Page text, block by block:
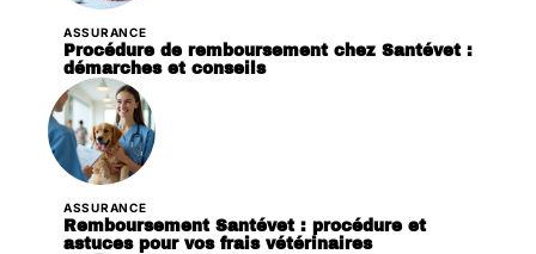
ASSURANCE
Procédure de remboursement chez Santévet :
démarches et conseils
ASSURANCE
Remboursement Santévet : procédure et
astuces pour vos frais vétérinaires